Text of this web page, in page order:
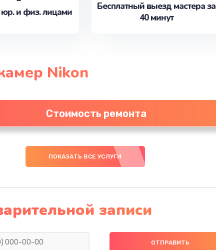
юр. и физ. лицами
Бесплатный выезд мастера за
40 минут
Nikon
Стоимость ремонта
ПОКАЗАТЬ ВСЕ УСЛУГИ
записи